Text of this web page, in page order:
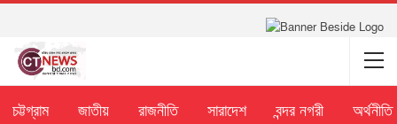
চট্টগ্রাম জাতীয় রাজনীতি সারাদেশ বন্দর নগরী অর্থনীতি